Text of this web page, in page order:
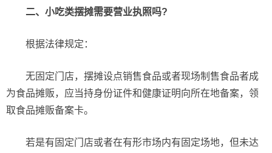
二、小吃类摆摊需要营业执照吗?
根据法律规定：
无固定门店，摆摊设点销售食品或者现场制售食品者成
为食品摊贩，应当持身份证件和健康证明向所在地备案，领
取食品摊贩备案卡。
若是有固定门店或者在有形市场内有固定场地，但未达